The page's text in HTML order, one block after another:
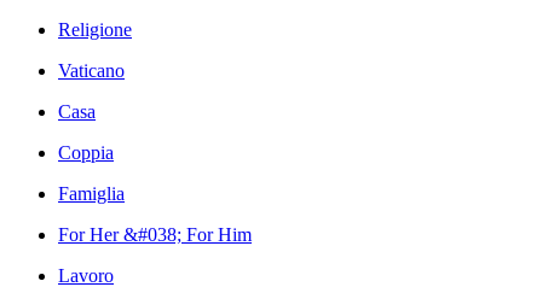
Religione
Vaticano
Casa
Coppia
Famiglia
For Her &#038; For Him
Lavoro